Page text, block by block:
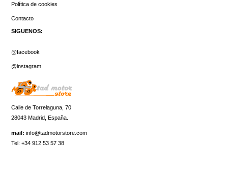
Política de cookies
Contacto
SIGUENOS:
@facebook
@instagram
Calle de Torrelaguna, 70
28043 Madrid, España.
mail: info@tadmotorstore.com
Tel:+34912 53 57 38